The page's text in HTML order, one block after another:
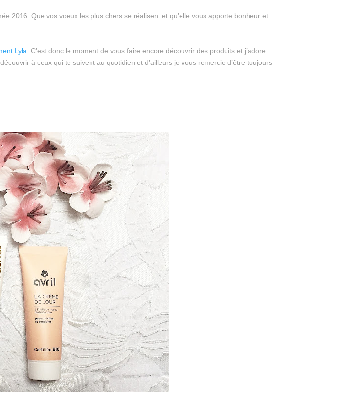
2016. Que vos voeux les plus chers se réalisent et qu’elle vous apporte bonheur et
Lyla . C’est donc le moment de vous faire encore découvrir des produits et j’adore
à ceux qui te suivent au quotidien et d’ailleurs je vous remercie d’être toujours